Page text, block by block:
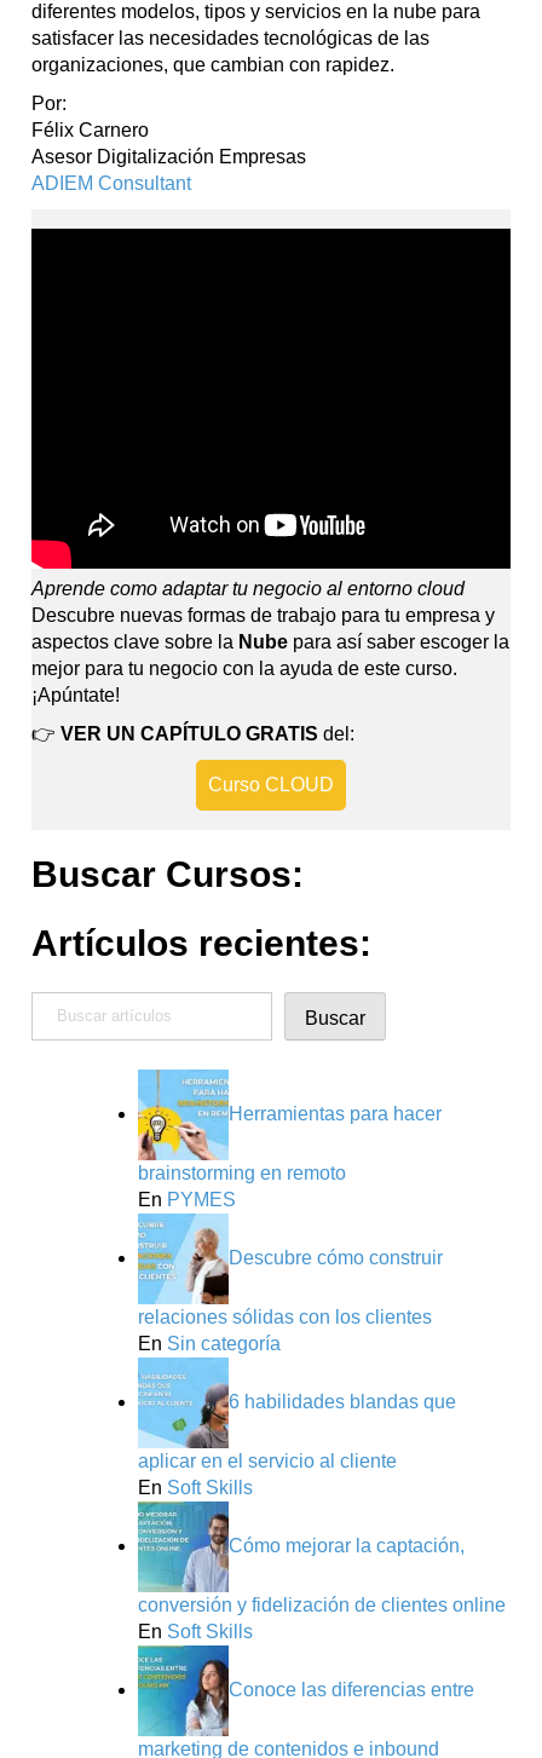
diferentes modelos, tipos y servicios en la nube para
satisfacer las necesidades tecnológicas de las
organizaciones, que cambian con rapidez.
Por:
Félix Carnero
Asesor Digitalización Empresas
ADIEM Consultant
Aprende como adaptar tu negocio al entorno cloud
Descubre nuevas formas de trabajo para tu empresa y
aspectos clave sobre la Nube para así saber escoger la
mejor para tu negocio con la ayuda de este curso.
¡Apúntate!
👉VER UN CAPÍTULO GRATISdel:
Curso CLOUD
Buscar Cursos:
Artículos recientes:
Buscar
Herramientas para hacer
brainstorming en remoto
En PYMES
Descubre cómo construir
relaciones sólidas con los clientes
En Sin categoría
6 habilidades blandas que
aplicar en el servicio al cliente
En Soft Skills
Cómo mejorar la captación,
conversión y fidelización de clientes online
En Soft Skills
Conoce las diferencias entre
marketing de contenidos e inbound